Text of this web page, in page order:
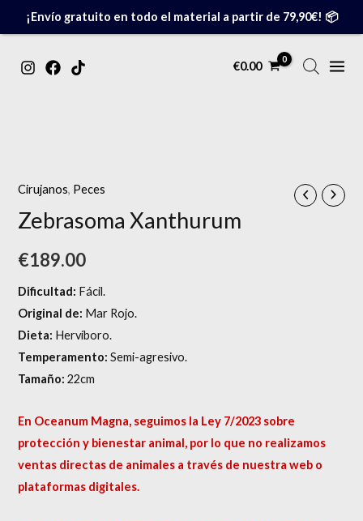
al
€0.00
MENU
Cirujanos, Peces
Zebrasoma Xanthurum
€189.00
Dificultad: Fácil.
Original de: Mar Rojo.
Dieta: Hervíboro.
Temperamento: Semi-agresivo.
Tamaño: 22cm
En Oceanum Magna, seguimos la Ley 7/2023 sobre
protección y bienestar animal, por lo que no realizamos
ventas directas de animales a través de nuestra web o
plataformas digitales.
¡Envío gratuito en todo el material a partir de 79,90€! 📦